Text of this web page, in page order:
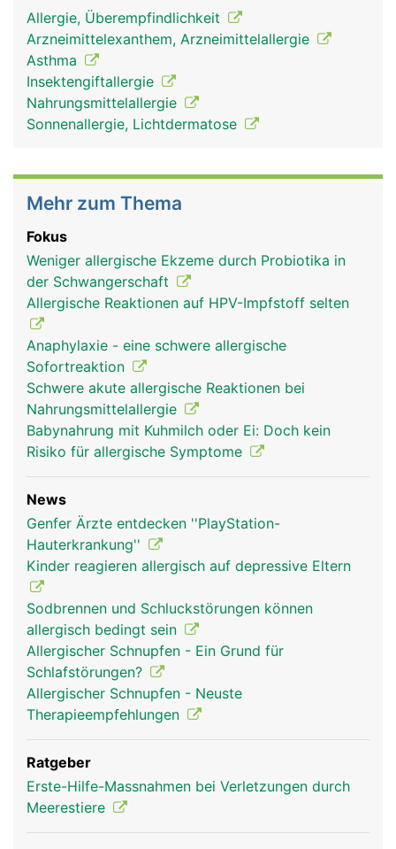
Allergie, Überempfindlichkeit
Arzneimittelexanthem, Arzneimittelallergie
Asthma
Insektengiftallergie
Nahrungsmittelallergie
Sonnenallergie, Lichtdermatose
Mehr zum Thema
Fokus
Weniger allergische Ekzeme durch Probiotika in
der Schwangerschaft
Allergische Reaktionen auf HPV-Impfstoff selten
Anaphylaxie - eine schwere allergische
Sofortreaktion
Schwere akute allergische Reaktionen bei
Nahrungsmittelallergie
Babynahrung mit Kuhmilch oder Ei: Doch kein
Risiko für allergische Symptome
News
Genfer Ärzte entdecken ''PlayStation-
Hauterkrankung''
Kinder reagieren allergisch auf depressive Eltern
Sodbrennen und Schluckstörungen können
allergisch bedingt sein
Allergischer Schnupfen - Ein Grund für
Schlafstörungen?
Allergischer Schnupfen - Neuste
Therapieempfehlungen
Ratgeber
Erste-Hilfe-Massnahmen bei Verletzungen durch
Meerestiere